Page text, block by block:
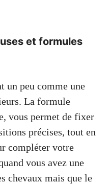
et formules
un peu comme une
La formule
vous permet de fixer
précises, tout en
compléter votre
vous avez une
chevaux mais que le